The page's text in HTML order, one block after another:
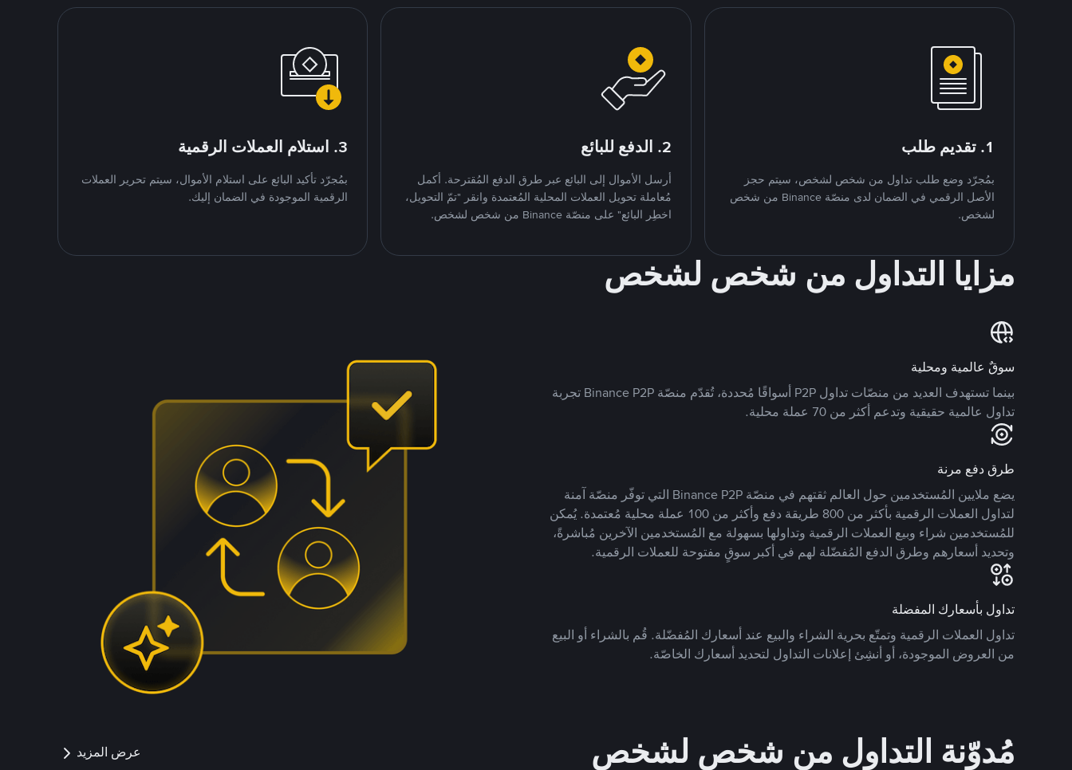
1. تقديم طلب
بمُجرّد وضع طلب تداول من شخص لشخص، سيتم حجز
الأصل الرقمي في الضمان لدى منصّة Binance من شخص
لشخص.
2. الدفع للبائع
أرسل الأموال إلى البائع عبر طرق الدفع المُقترحة. أكمل
مُعاملة تحويل العملات المحلية المُعتمدة وانقر "تمّ التحويل،
اخطِر البائع" على منصّة Binance من شخص لشخص.
3. استلام العملات الرقمية
بمُجرّد تأكيد البائع على استلام الأموال، سيتم تحرير العملات
الرقمية الموجودة في الضمان إليك.
مزايا التداول من شخص لشخص
سوقٌ عالمية ومحلية
بينما تستهدف العديد من منصّات تداول P2P أسواقًا مُحددة، تُقدّم منصّة Binance P2P تجربة
تداول عالمية حقيقية وتدعم أكثر من 70 عملة محلية.
طرق دفع مرنة
يضع ملايين المُستخدمين حول العالم ثقتهم في منصّة Binance P2P التي توفّر منصّة آمنة
لتداول العملات الرقمية بأكثر من 800 طريقة دفع وأكثر من 100 عملة محلية مُعتمدة. يُمكن
للمُستخدمين شراء وبيع العملات الرقمية وتداولها بسهولة مع المُستخدمين الآخرين مُباشرةً،
وتحديد أسعارهم وطرق الدفع المُفضّلة لهم في أكبر سوقٍ مفتوحة للعملات الرقمية.
تداول بأسعارك المفضلة
تداول العملات الرقمية وتمتّع بحرية الشراء والبيع عند أسعارك المُفضّلة. قُم بالشراء أو البيع
من العروض الموجودة، أو أنشِئ إعلانات التداول لتحديد أسعارك الخاصّة.
مُدوّنة التداول من شخص لشخص عرض المزيد